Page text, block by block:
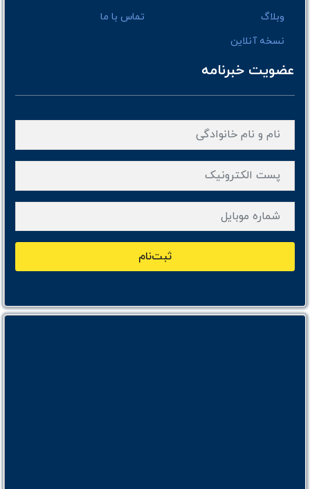
وبلاگ
تماس با ما
نسخه آنلاین
عضویت خبرنامه
ثبت‌نام